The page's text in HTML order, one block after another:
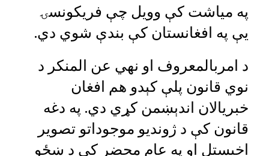
په میاشت کې وویل چې فریکونسۍ
یې په افغانستان کې بندې شوي دي.
د امربالمعروف او نهي عن المنکر د
نوي قانون پلې کېدو هم افغان
خبریالان اندېښمن کړي دي. په دغه
قانون کې د ژوندیو موجوداتو تصویر
اخیستل او په عام محضر کې د ښځو